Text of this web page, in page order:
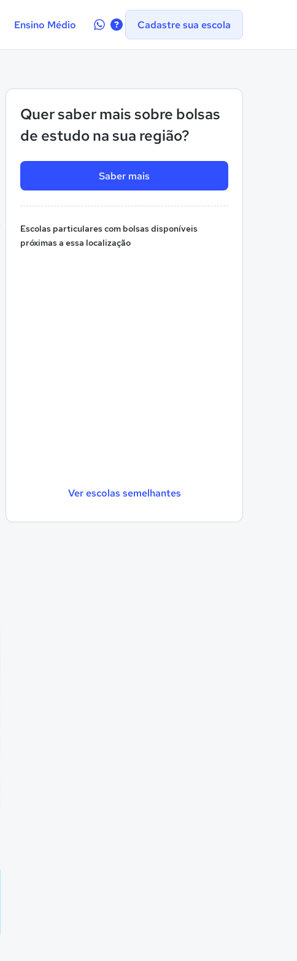
Ensino Médio
Contate-Cadastre sua escola
Quer saber mais sobre bolsas
de estudo na sua região?
Saber mais
Escolas particulares com bolsas disponíveis
próximas a essa localização
Ver escolas semelhantes